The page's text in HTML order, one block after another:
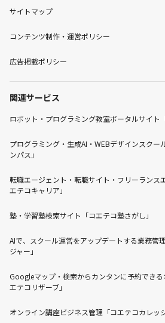
サイトマップ
コンテンツ制作・運営ポリシー
広告掲載ポリシー
関連サービス
ロボット・プログラミング教室ポータルサイト
プログラミング・生成AI・WEBデザインスクー
ンパス」
転職エージェント・転職サイト・フリーランス
エテコキャリア」
塾・学習塾検索サイト「コエテコ塾さがし」
AIで、スクール運営をアップデートする業務管
ジャー」
Googleマップ・検索からカンタンに予約でき
エテコリザーブ」
オンライン講座ビジネス管理「コエテコカレッジ